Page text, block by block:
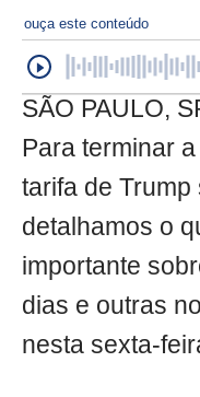
ouça este conteúdo
SÃO PAULO,
Para terminar
tarifa de
detalhamos o
importante
dias e outras
nesta sexta-